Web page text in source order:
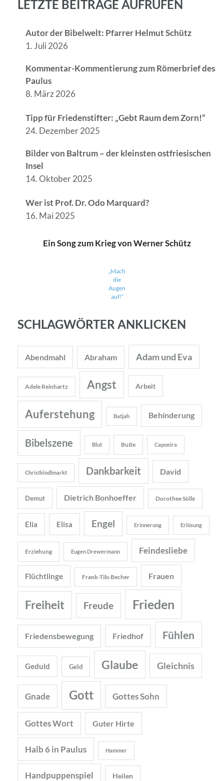
LETZTE BEITRÄGE AUFRUFEN
Autor der Bibelwelt: Pfarrer Helmut Schütz
1. Juli 2026
Kommentar-Kommentierung zum Römerbrief des
Paulus
8. März 2026
Tipp für Friedenstifter: „Gebt Raum dem Zorn!“
24. Dezember 2025
Bilder von Baltrum – der kleinsten ostfriesischen
Insel
14. Oktober 2025
Wer ist Prof. Dr. Odo Marquard?
16. Mai 2025
Ein Song zum Krieg von Werner Schütz
„Mach
die
Augen
auf!“
SCHLAGWÖRTER ANKLICKEN
Abendmahl Abraham Adam und Eva
Adele Reinhartz Angst Arbeit
Auferstehung Batjah Behinderung
Bibelszene Blut Buße Capoeira
Christkindlmarkt Dankbarkeit David
Demut Dietrich Bonhoeffer Dorothee Sölle
Elia Elisa Engel Erinnerung Erlösung
Erziehung Eugen Drewermann Feindesliebe
Flüchtlinge Frank-Tilo Becher Frauen
Freiheit Freude Frieden
Friedensbewegung Friedhof Fühlen
Geduld Geld Glaube Gleichnis
Gnade Gott Gottes Sohn
Gottes Wort Guter Hirte
Halb 6 in Paulus Hammer
Handpuppenspiel Heilen